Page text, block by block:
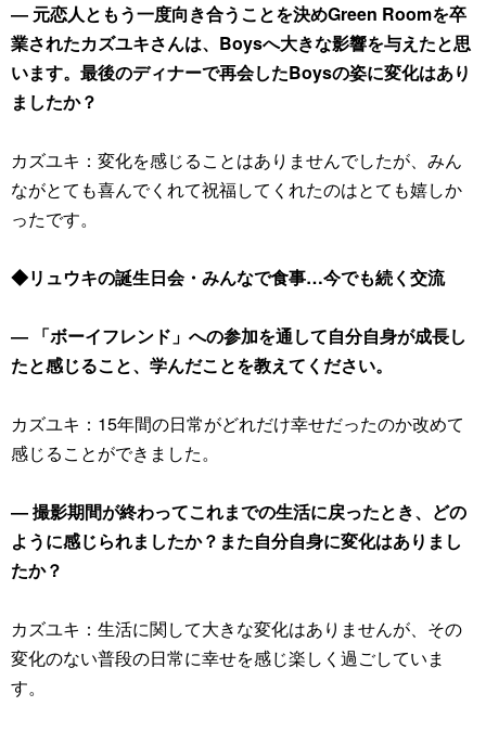
― 元恋人ともう一度向き合うことを決めGreen Roomを卒
業されたカズユキさんは、Boysへ大きな影響を与えたと思
います。最後のディナーで再会したBoysの姿に変化はあり
ましたか？
カズユキ：変化を感じることはありませんでしたが、みん
ながとても喜んでくれて祝福してくれたのはとても嬉しか
ったです。
◆リュウキの誕生日会・みんなで食事…今でも続く交流
― 「ボーイフレンド」への参加を通して自分自身が成長し
たと感じること、学んだことを教えてください。
カズユキ：15年間の日常がどれだけ幸せだったのか改めて
感じることができました。
― 撮影期間が終わってこれまでの生活に戻ったとき、どの
ように感じられましたか？また自分自身に変化はありまし
たか？
カズユキ：生活に関して大きな変化はありませんが、その
変化のない普段の日常に幸せを感じ楽しく過ごしていま
す。